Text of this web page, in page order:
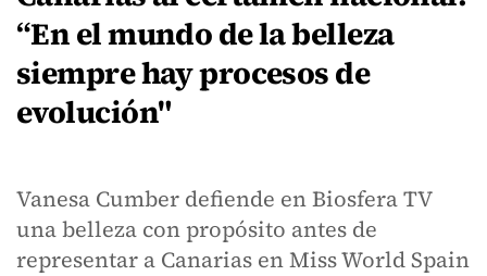
“En el mundo de la belleza
siempre hay procesos de
evolución"
Vanesa Cumber defiende en Biosfera TV
una belleza con propósito antes de
representar a Canarias en Miss World Spain